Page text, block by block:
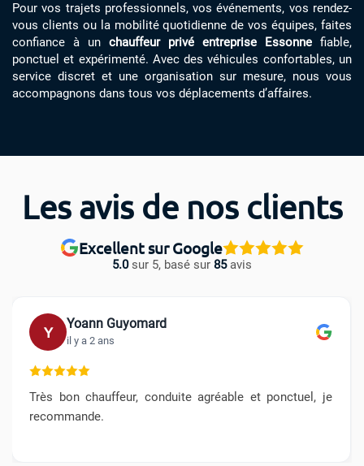
Pour vos trajets professionnels, vos événements, vos rendez-
vous clients ou la mobilité quotidienne de vos équipes, faites
confiance à un chauffeur privé entreprise Essonne fiable,
ponctuel et expérimenté. Avec des véhicules confortables, un
service discret et une organisation sur mesure, nous vous
accompagnons dans tous vos déplacements d’affaires.
Les avis de nos clients
Excellent sur Google
5.0sur 5, basé sur 85avis
Y Yoann Guyomard
il y a 2 ans
Très bon chauffeur, conduite agréable et ponctuel, je
recommande.